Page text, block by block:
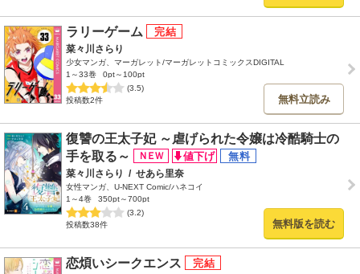
ラリーゲーム
菜々川さらり
少女マンガ、マーガレット/マーガレットコミックスDIGITAL
1～33巻
0pt～100pt
(3.5)
投稿数2件
無料立読み
復讐の王太子妃 ～虐げられた令嬢は冷酷騎士の
手を取る～
菜々川さらり / せあら里奈
女性マンガ、U-NEXT Comic/ハネコイ
1～4巻
350pt～700pt
(3.2)
投稿数38件
無料版を読む
恋煩いシークエンス